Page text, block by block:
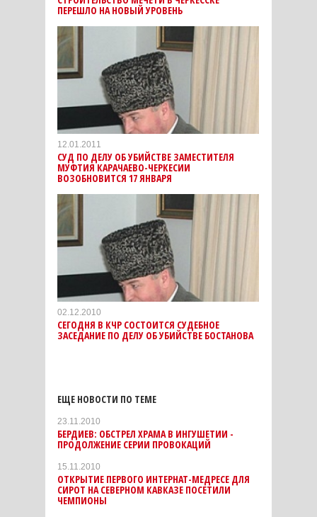
ПЕРЕШЛО НА НОВЫЙ УРОВЕНЬ
12.01.2011
СУД ПО ДЕЛУ ОБ УБИЙСТВЕ ЗАМЕСТИТЕЛЯ
МУФТИЯ КАРАЧАЕВО-ЧЕРКЕСИИ
ВОЗОБНОВИТСЯ 17 ЯНВАРЯ
02.12.2010
СЕГОДНЯ В КЧР СОСТОИТСЯ СУДЕБНОЕ
ЗАСЕДАНИЕ ПО ДЕЛУ ОБ УБИЙСТВЕ БОСТАНОВА
ЕЩЕ НОВОСТИ ПО ТЕМЕ
23.11.2010
БЕРДИЕВ: ОБСТРЕЛ ХРАМА В ИНГУШЕТИИ -
ПРОДОЛЖЕНИЕ СЕРИИ ПРОВОКАЦИЙ
15.11.2010
ОТКРЫТИЕ ПЕРВОГО ИНТЕРНАТ-МЕДРЕСЕ ДЛЯ
СИРОТ НА СЕВЕРНОМ КАВКАЗЕ ПОСЕТИЛИ
ЧЕМПИОНЫ